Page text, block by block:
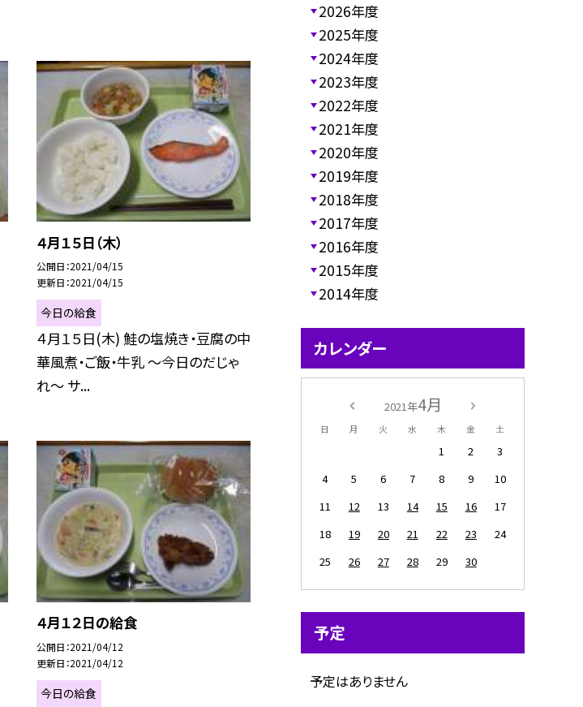
４月１５日（木）
公開日 2021/04/15
更新日 2021/04/15
今日の給食
４月１５日(木) 鮭の塩焼き・豆腐の中
華風煮・ご飯・牛乳 〜今日のだじゃ
れ〜 サ...
４月１２日の給食
公開日 2021/04/12
更新日 2021/04/12
今日の給食
2026年度
2025年度
2024年度
2023年度
2022年度
2021年度
2020年度
2019年度
2018年度
2017年度
2016年度
2015年度
2014年度
カレンダー
2021年4月
日 月 火 水 木 金 土
1 2
3
4
5 6 7 8 9
10
11
12 13 14 15 16
17
18
19 20 21 22 23
24
25
26 27 28 29 30
予定
予定はありません